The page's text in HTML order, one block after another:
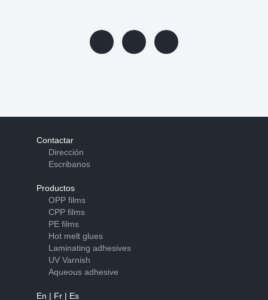
Contactar
Dirección
Escribanos
Productos
OPP films
CPP films
PE films
Hot melt glues
Laminating adhesives
UV Varnish
Aqueous adhesive
En | Fr| Es